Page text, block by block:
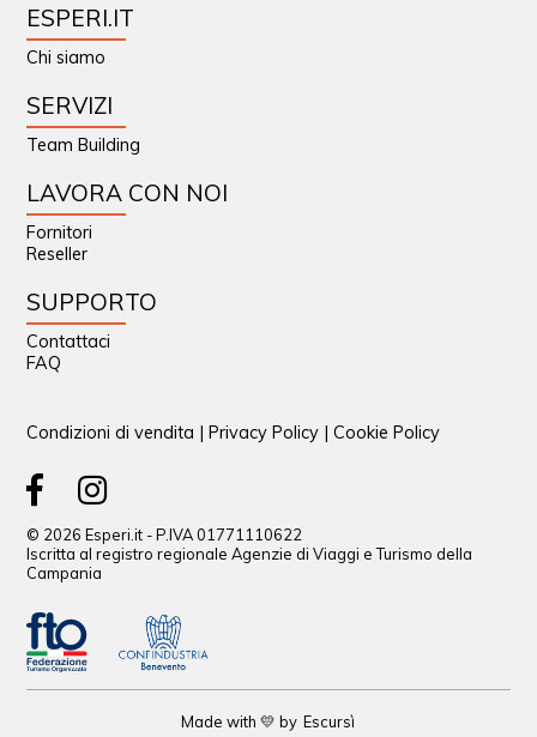
ESPERI.IT
Chi siamo
SERVIZI
Team Building
LAVORA CON NOI
Fornitori
Reseller
SUPPORTO
Contattaci
FAQ
Condizioni di vendita |Privacy Policy |Cookie Policy
© 2026 Esperi.it - P.IVA 01771110622
Iscritta al registro regionale Agenzie di Viaggi e Turismo della
Campania
Made with 💛 by Escursì